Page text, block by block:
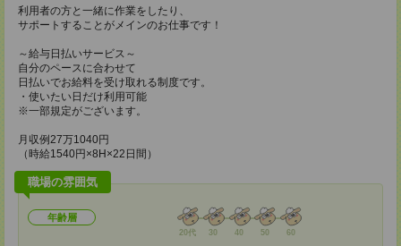
利用者の方と一緒に作業をしたり、
サポートすることがメインのお仕事です！
～給与日払いサービス～
自分のペースに合わせて
日払いでお給料を受け取れる制度です。
・使いたい日だけ利用可能
※一部規定がございます。
月収例27万1040円
（時給1540円×8H×22日間）
職場の雰囲気
年齢層
20代 30 40 50 60